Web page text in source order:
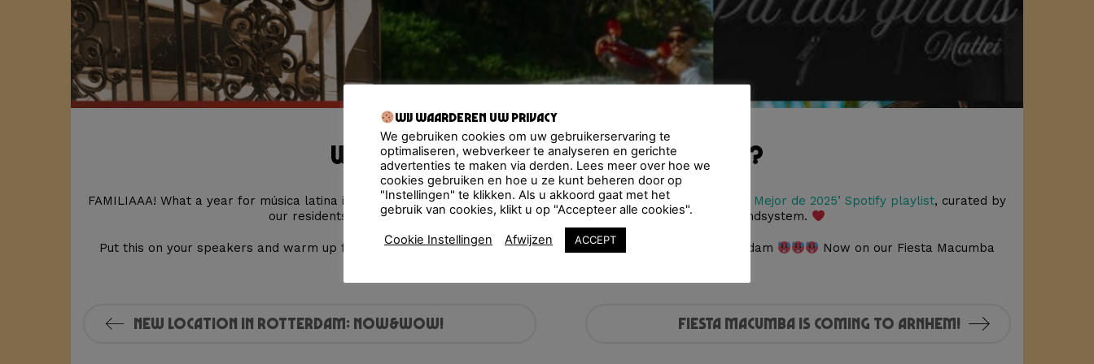
What’s your favorite 2025 release?
FAMILIAAA! What a year for música latina it’s been! Celebrate the best releases of this year with our ‘Lo Mejor de 2025’ Spotify playlist, curated by
our residents DJ Mickster and Cruzito, from the legendary Fiesta Macumba Soundsystem.
Put this on your speakers and warm up for tonight’s Fiesta Macumba NEW YEAR’S PARTY at Amaze, Amsterdam
Now on our Fiesta Macumba
New Location in Rotterdam: NOW&WOW! Fiesta Macumba is coming to Arnhem!
Wij waarderen uw privacy
We gebruiken cookies om uw gebruikerservaring te
optimaliseren, webverkeer te analyseren en gerichte
advertenties te maken via derden. Lees meer over hoe we
cookies gebruiken en hoe u ze kunt beheren door op
"Instellingen" te klikken. Als u akkoord gaat met het
gebruik van cookies, klikt u op "Accepteer alle cookies".
Cookie Instellingen Afwijzen ACCEPT